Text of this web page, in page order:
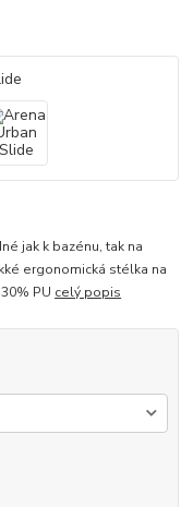
jak k bazénu, tak na
ergonomická stélka na
PU celý popis